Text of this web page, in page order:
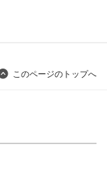
このページのトップへ